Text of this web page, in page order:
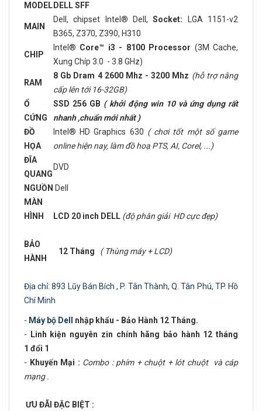
MODEL DELL SFF
MAIN
Dell, chipset Intel® Dell,Socket: LGA 1151-v2
B365, Z370, Z390, H310
CHIP
Intel® Core™ i3 - 8100 Processor (3M Cache,
Xung Chíp 3.0 - 3.8 GHz)
RAM
8 Gb Dram 4 2600 Mhz - 3200 Mhz (hỗ trợ nâng
cấp lên tới 16-32GB)
Ổ
CỨNG
SSD 256 GB ( khởi động win 10 và ứng dụng rất
nhanh ,chuẩn mới nhất )
ĐỒ
HỌA
Intel® HD Graphics 630 ( chơi tốt một số game
online hiện nay, làm đồ hoạ PTS, AI, Corel, ...)
ĐĨA
QUANG
DVD
NGUỒN Dell
MÀN
HÌNH
LCD 20 inch DELL (độ phân giải HD cực đẹp)
BẢO
HÀNH
12 Tháng ( Thùng máy + LCD)
Địa chỉ: 893 Lũy Bán Bích , P. Tân Thành, Q. Tân Phú, TP. Hồ
Chí Minh
- Máy bộ Dell
nhập khẩu - Bảo Hành 12 Tháng.
-
Linh kiện nguyên zin chính hãng bảo hành 12 tháng
1 đổi 1
- Khuyến Mại : Combo : phím + chuột + lót chuột và cáp
mạng .
ƯU ĐÃI ĐẶC BIỆT :